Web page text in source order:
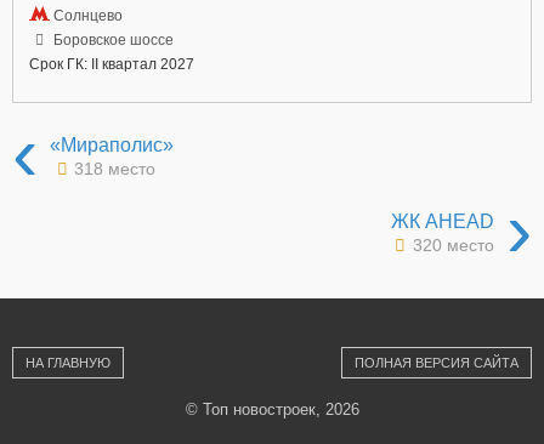
Солнцево
Боровское шоссе
Срок ГК: II квартал 2027
‹ «Мираполис»
318 место
›
ЖК AHEAD
320 место
НА ГЛАВНУЮ ПОЛНАЯ ВЕРСИЯ САЙТА
© Топ новостроек, 2026